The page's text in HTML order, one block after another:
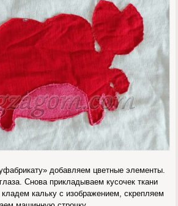
добавляем цветные элементы.
Снова прикладываем кусочек ткани
кладем кальку с изображением, скрепляем